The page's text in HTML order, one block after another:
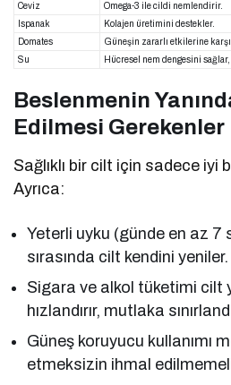
Ceviz
Omega-3 ile cildi nemlendirir.
Ispanak
Kolajen üretimini destekler.
Domates
Güneşin zararlı etkilerine
Su
Hücresel nem dengesini
Beslenmenin
Edilmesi Gerekenler
Sağlıklı bir cilt için sadece iyi
Ayrıca:
Yeterli uyku (günde en az 7
sırasında cilt kendini yeniler.
Sigara ve alkol tüketimi cilt
hızlandırır, mutlaka
Güneş koruyucu kullanımı
etmeksizin ihmal